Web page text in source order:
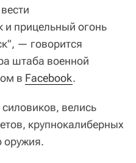
и прицельный огонь
— говорится
штаба военной
в Facebook.
велись
крупнокалиберных
оружия.